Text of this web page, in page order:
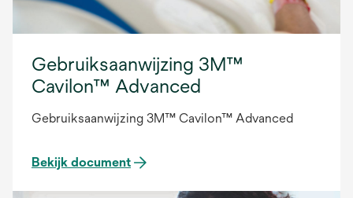
Gebruiksaanwijzing 3M™
Cavilon™ Advanced
Gebruiksaanwijzing 3M™ Cavilon™ Advanced
Bekijk document